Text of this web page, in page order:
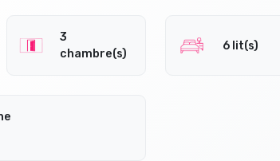
3
chambre(s)
6 lit(s)